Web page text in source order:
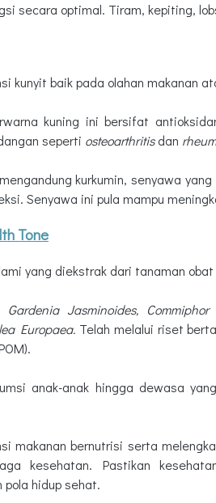
secara optimal. Tiram, kepiting,
kunyit baik pada olahan makanan
kuning ini bersifat
seperti osteoarthritisdan
kurkumin, senyawa
Senyawa ini pula mampu
Tone
yang diekstrak dari tanaman
Gardenia Jasminoides,
Europaea. Telah melalui riset
anak-anak hingga dewasa
makanan bernutrisi serta
kesehatan. Pastikan
pola hidup sehat.